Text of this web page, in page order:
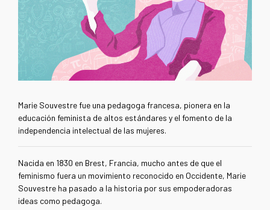
Marie Souvestre fue una pedagoga francesa, pionera en la
educación feminista de altos estándares y el fomento de la
independencia intelectual de las mujeres.
Nacida en 1830 en Brest, Francia, mucho antes de que el
feminismo fuera un movimiento reconocido en Occidente, Marie
Souvestre ha pasado a la historia por sus empoderadoras
ideas como pedagoga.